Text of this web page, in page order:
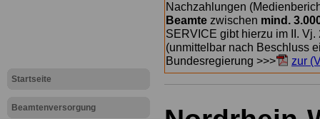
Startseite
Beamtenversorgung
Nachzahlungen
Beamte zwischen mind.
SERVICE gibt hierzu im II.
(unmittelbar nach Beschluss
Bundesregierung >>>
zur